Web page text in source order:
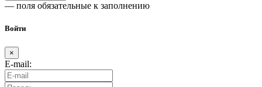
— поля обязательные к заполнению
Войти
×
E-mail: